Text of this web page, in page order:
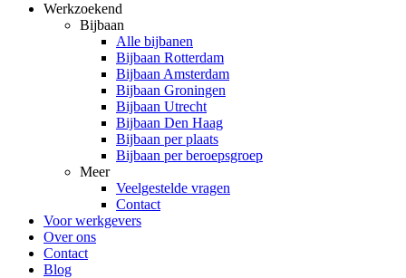
Werkzoekend
Bijbaan
Alle bijbanen
Bijbaan Rotterdam
Bijbaan Amsterdam
Bijbaan Groningen
Bijbaan Utrecht
Bijbaan Den Haag
Bijbaan per plaats
Bijbaan per beroepsgroep
Meer
Veelgestelde vragen
Contact
Voor werkgevers
Over ons
Contact
Blog